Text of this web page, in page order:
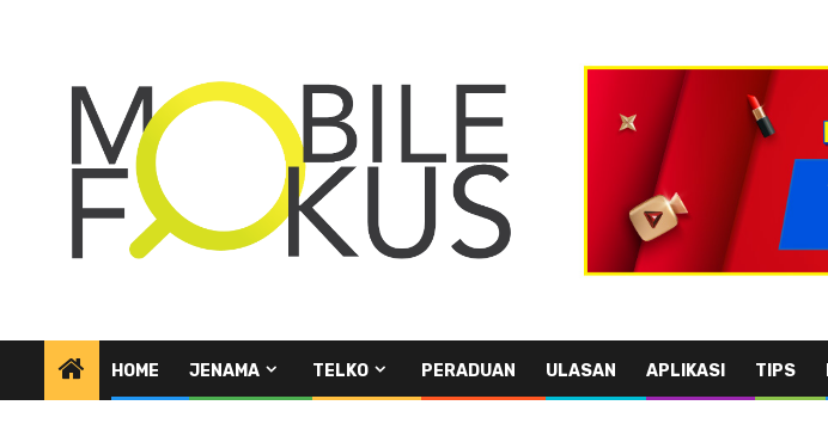
HOME JENAMA TELKO PERADUAN ULASAN APLIKASI TIPS